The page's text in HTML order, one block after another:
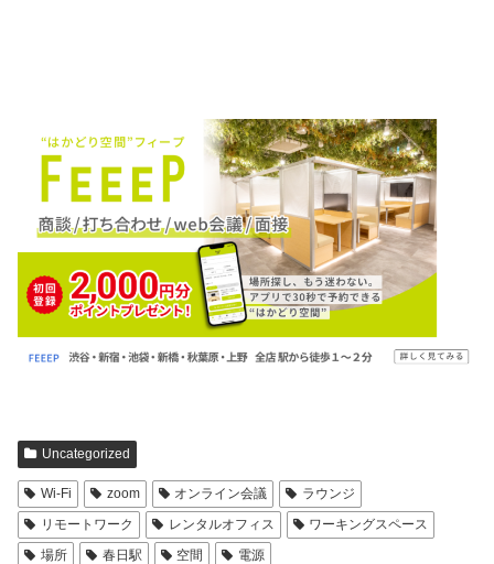
Uncategorized
Wi-Fi zoom オンライン会議
ラウンジ
リモートワーク
レンタルオフィス
ワーキングスペース
場所
春日駅 空間 電源